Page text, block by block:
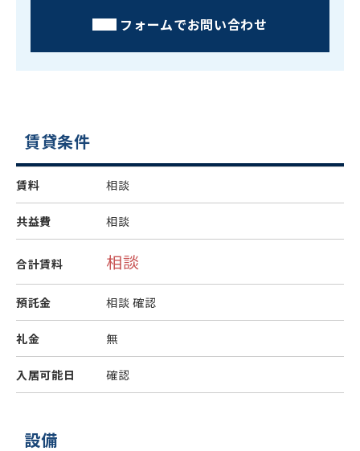
フォームでお問い合わせ
賃貸条件
賃料 相談
共益費 相談
合計賃料 相談
預託金 相談 確認
礼金 無
入居可能日 確認
設備